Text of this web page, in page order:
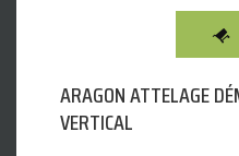
ARAGON ATTELAGE
VERTICAL